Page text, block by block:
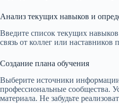
Анализ текущих навыков и
Введите список текущих
связь от коллег или
Создание плана обучения
Выберите источники
профессиональные сообщества.
материала. Не забудьте